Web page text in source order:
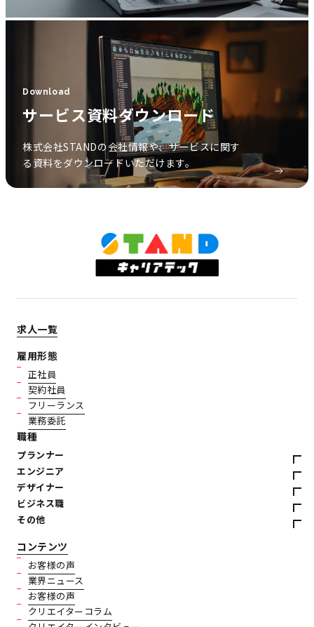
Download
サービス資料ダウンロード
株式会社STANDの会社情報や、サービスに関す
る資料をダウンロードいただけます。
求人一覧
雇用形態
正社員
契約社員
フリーランス
業務委託
職種
プランナー
エンジニア
デザイナー
ビジネス職
その他
コンテンツ
お客様の声
業界ニュース
お客様の声
クリエイターコラム